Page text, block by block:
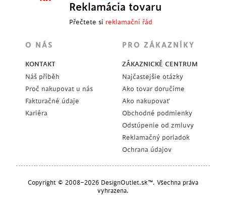
Reklamácia tovaru
Přečtete si reklamační řád
O NÁS
KONTAKT
Náš příběh
Proč nakupovat u nás
Fakturačné údaje
Kariéra
PRO ZÁKAZNÍKY
ZÁKAZNICKÉ CENTRUM
Najčastejšie otázky
Ako tovar doručíme
Ako nakupovať
Obchodné podmienky
Odstúpenie od zmluvy
Reklamačný poriadok
Ochrana údajov
Copyright © 2008–2026 DesignOutlet.sk™. Všechna práva
vyhrazena.